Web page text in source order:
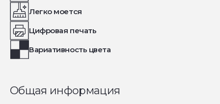
Легко моется
Цифровая печать
Вариативность цвета
Общая информация